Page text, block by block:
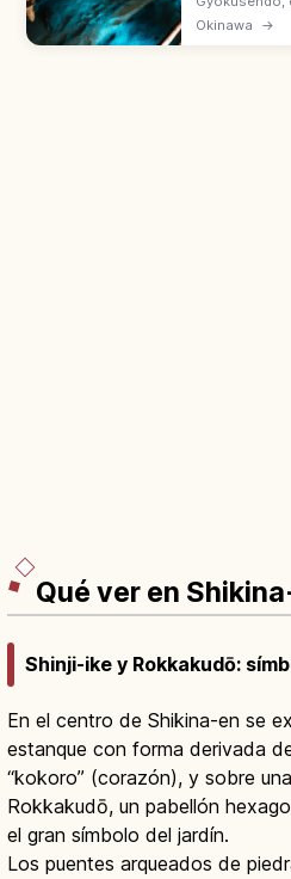
5.000 m de
Okinawa →
Qué ver en
Shinji-ike y Rokkakudō:
En el centro de Shikina-en se
estanque con forma derivada
“kokoro” (corazón), y sobre
Rokkakudō, un pabellón
el gran símbolo del jardín.
Los puentes arqueados de